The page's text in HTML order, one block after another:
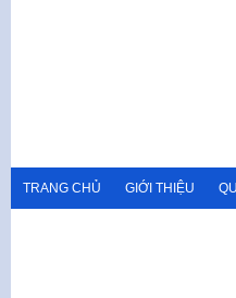
TRANG CHỦ GIỚI THIỆU